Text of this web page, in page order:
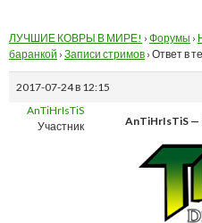
ЛУЧШИЕ КОВРЫ В МИРЕ! › Форумы ›
баранкой › Записи стримов › Ответ в
2017-07-24 в 12:15
AnTiHrIsTiS
Участник
AnTiHrIsTiS —